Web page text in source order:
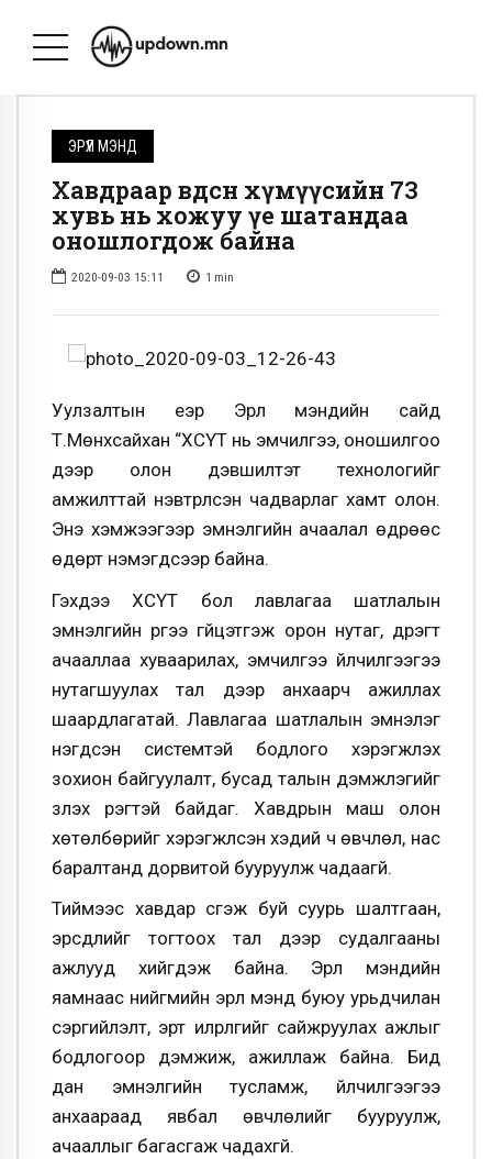
ЭРҮҮЛ МЭНД
Хавдраар өвдсөн хүмүүсийн 73
хувь нь хожуу үе шатандаа
оношлогдож байна
2020-09-03 15:11 1 min
Уулзалтын үеэр Эрүүл мэндийн сайд
Т.Мөнхсайхан “ХСҮТ нь эмчилгээ, оношилгоо
дээр олон дэвшилтэт технологийг
амжилттай нэвтрүүлсэн чадварлаг хамт олон.
Энэ хэмжээгээр эмнэлгийн ачаалал өдрөөс
өдөрт нэмэгдсээр байна.
Гэхдээ ХСҮТ бол лавлагаа шатлалын
эмнэлгийн үүргээ гүйцэтгэж орон нутаг, дүүрэгт
ачааллаа хуваарилах, эмчилгээ үйлчилгээгээ
нутагшуулах тал дээр анхаарч ажиллах
шаардлагатай. Лавлагаа шатлалын эмнэлэг
нэгдсэн системтэй бодлого хэрэгжүүлэх
зохион байгуулалт, бусад талын дэмжлэгийг
үзүүлэх үүрэгтэй байдаг. Хавдрын маш олон
хөтөлбөрийг хэрэгжүүлсэн хэдий ч өвчлөл, нас
баралтанд дорвитой бууруулж чадаагүй.
Тиймээс хавдар үүсгэж буй суурь шалтгаан,
эрсдлийг тогтоох тал дээр судалгааны
ажлууд хийгдэж байна. Эрүүл мэндийн
яамнаас нийгмийн эрүүл мэнд буюу урьдчилан
сэргийлэлт, эрт илрүүлгийг сайжруулах ажлыг
бодлогоор дэмжиж, ажиллаж байна. Бид
дан эмнэлгийн тусламж, үйлчилгээгээ
анхаараад явбал өвчлөлийг бууруулж,
ачааллыг багасгаж чадахгүй.